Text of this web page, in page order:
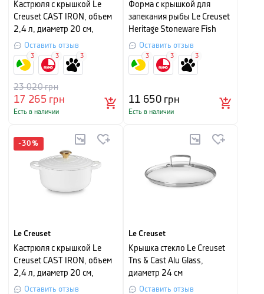
Кастрюля с крышкой Le
Creuset CAST IRON, объем
2,4 л, диаметр 20 см,
меренга
Оставить отзыв
17 265грн
23 020грн
Есть в наличии
3 3 3
Форма с крышкой для
запекания рыбы Le Creuset
Heritage Stoneware Fish
Baker White, длина 34 см,
объем 1,6 л
Оставить отзыв
11 650грн
Есть в наличии
3 3 3
-30 %
Le Creuset
Кастрюля с крышкой Le
Creuset CAST IRON, объем
2,4 л, диаметр 20 см,
белый
Оставить отзыв
Le Creuset
Крышка стекло Le Creuset
Tns & Cast Alu Glass,
диаметр 24 см
Оставить отзыв